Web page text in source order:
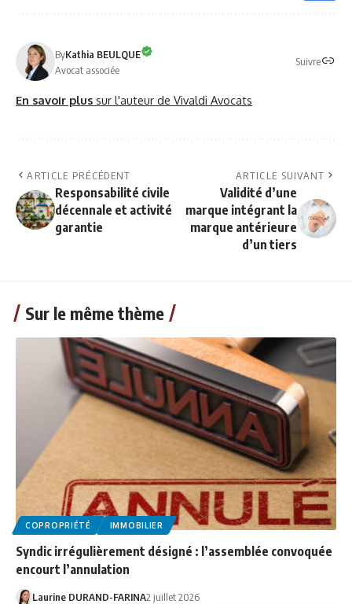
ByKathia BEULQUE
Avocat associée
Suivre
En savoir plus sur l'auteur de Vivaldi Avocats
ARTICLE PRÉCÉDENT
Responsabilité civile
décennale et activité
garantie
ARTICLE SUIVANT
Validité d’une
marque intégrant la
marque antérieure
d’un tiers
Sur le même thème
COPROPRIÉTÉ IMMOBILIER
Syndic irrégulièrement désigné : l’assemblée convoquée
encourt l’annulation
Laurine DURAND-FARINA2 juillet 2026